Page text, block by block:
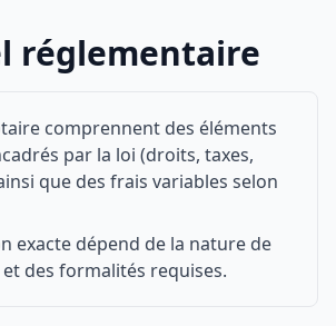
réglementaire
comprennent des éléments
par la loi (droits, taxes,
que des frais variables selon
exacte dépend de la nature de
des formalités requises.